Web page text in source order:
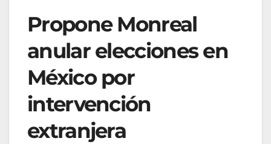
Propone Monreal
anular elecciones en
México por
intervención
extranjera